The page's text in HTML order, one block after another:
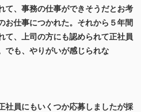
て、事務の仕事ができそうだとお考
お仕事につかれた。それから５年間
て、上司の方にも認められて正社員
でも、やりがいが感じられな
社員にもいくつか応募しましたが採